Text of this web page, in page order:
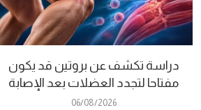
دراسة تكشف عن بروتين قد يكون
مفتاحا لتجدد العضلات بعد الإصابة
06/08/2026